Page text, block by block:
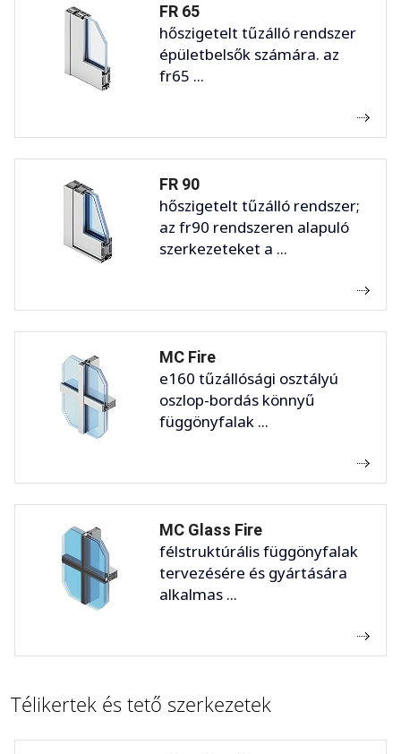
FR 65
hőszigetelt tűzálló rendszer
épületbelsők számára. az
fr65 ...
FR 90
hőszigetelt tűzálló rendszer;
az fr90 rendszeren alapuló
szerkezeteket a ...
MC Fire
e160 tűzállósági osztályú
oszlop-bordás könnyű
függönyfalak ...
MC Glass Fire
félstruktúrális függönyfalak
tervezésére és gyártására
alkalmas ...
Télikertek és tető szerkezetek